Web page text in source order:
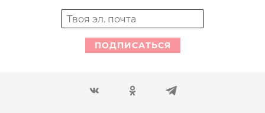
ПОДПИСАТЬСЯ